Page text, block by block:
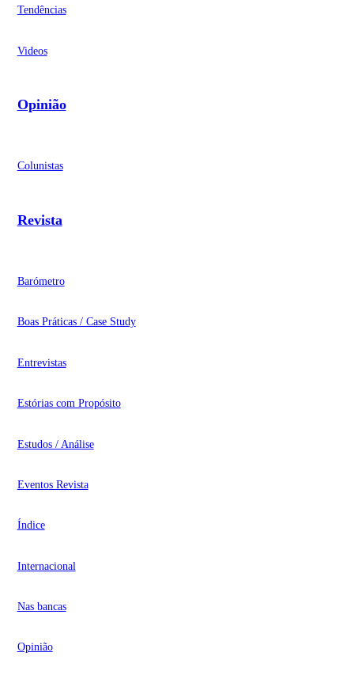
Tendências
Videos
Opinião
Colunistas
Revista
Barómetro
Boas Práticas / Case Study
Entrevistas
Estórias com Propósito
Estudos / Análise
Eventos Revista
Índice
Internacional
Nas bancas
Opinião